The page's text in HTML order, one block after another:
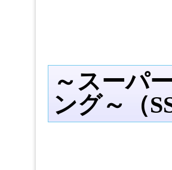
～スーパ
ング～（